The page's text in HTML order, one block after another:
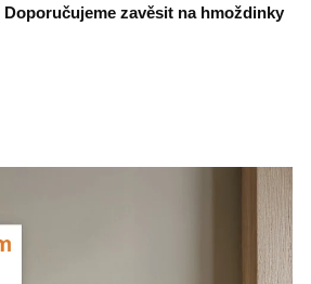
Doporučujeme zavěsit na hmoždinky